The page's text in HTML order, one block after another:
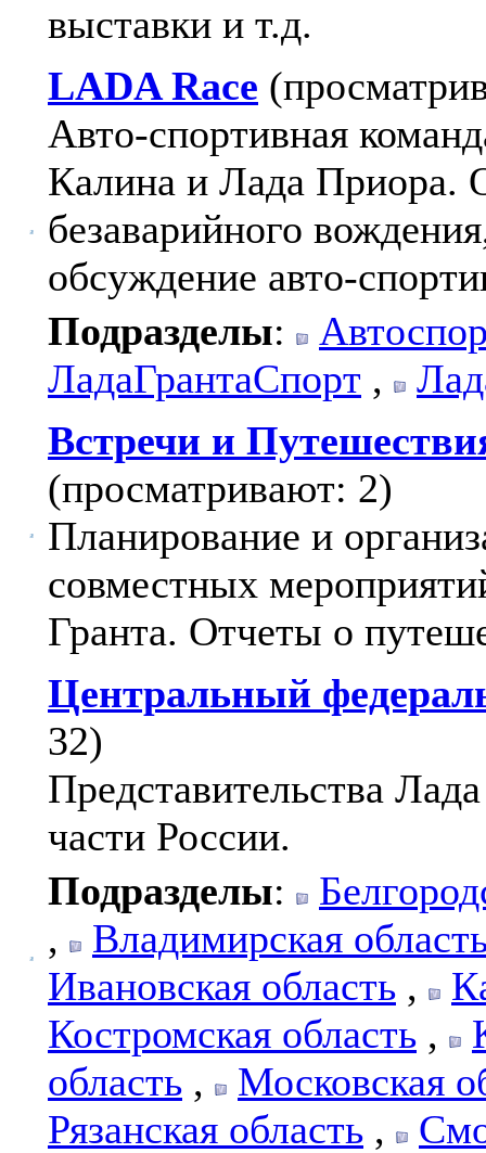
выставки и т.д.
LADA Race
Авто-спортивная
Калина и Лада Приора.
безаварийного
обсуждение авто-
Подразделы:
ЛадаГрантаСпорт ,
Встречи и
(просматривают: 2)
Планирование и
совместных
Гранта. Отчеты о
Центральный
32)
Представительства
части России.
Подразделы:
,
Владимирская
Ивановская область ,
Костромская область ,
область ,
Московская
Рязанская область ,